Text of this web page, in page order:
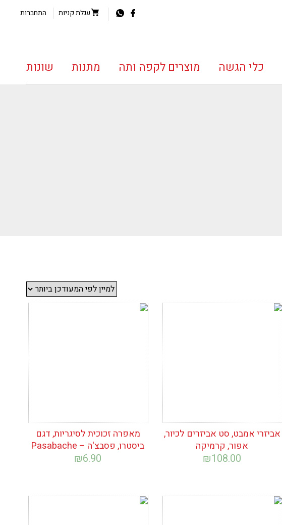
עגלת קניות התחברות
כלי הגשה מוצרים לקפה ותה מתנות שונות
אביזרי אמבט, סט אביזרים לכיור,
אפור, קרמיקה
₪108.00
מאפרה זכוכית לסיגריות, דגם
ביסטרו, פסבצ'ה – Pasabache
₪6.90